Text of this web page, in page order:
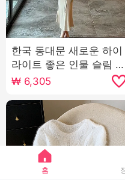
한국 동대문 새로운 하이
라이트 좋은 인물 슬림 피
트 슬림 기질 섹시한 V 칼
여자
₩ 6,305
홈